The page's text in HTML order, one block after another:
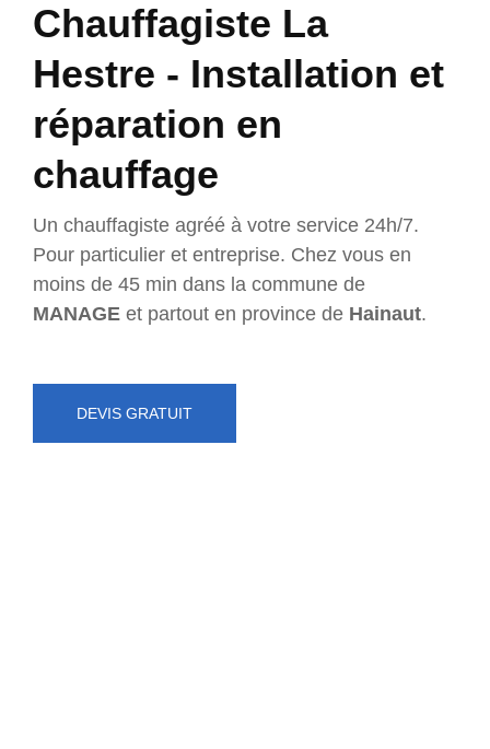
Chauffagiste La
Hestre - Installation et
réparation en
chauffage
Un chauffagiste agréé à votre service 24h/7.
Pour particulier et entreprise. Chez vous en
moins de 45 min dans la commune de
MANAGE et partout en province de Hainaut.
DEVIS GRATUIT